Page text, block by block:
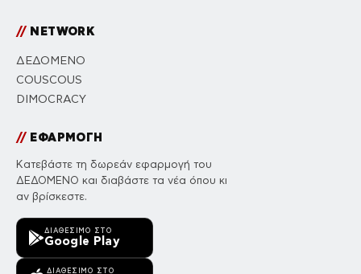
//NETWORK
ΔΕΔΟΜΕΝΟ
COUSCOUS
DIMOCRACY
//ΕΦΑΡΜΟΓΗ
Κατεβάστε τη δωρεάν εφαρμογή του
ΔΕΔΟΜΕΝΟ και διαβάστε τα νέα όπου κι
αν βρίσκεστε.
ΔΙΑΘΈΣΙΜΟ ΣΤΟ
Google Play
ΔΙΑΘΈΣΙΜΟ ΣΤΟ